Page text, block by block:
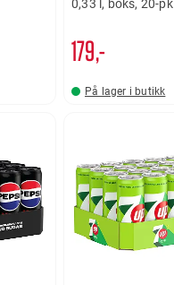
0,33 l, boks, 20-pk
179,-
På lager i butikk